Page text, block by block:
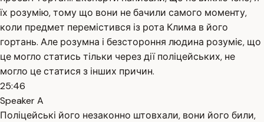
їх розумію, тому що вони не бачили самого моменту,
коли предмет перемістився із рота Клима в його
гортань. Але розумна і безстороння людина розуміє, що
це могло статись тільки через дії поліцейських, не
могло це статися з інших причин.
25:46
Speaker A
Поліцейські його незаконно штовхали, вони його били,